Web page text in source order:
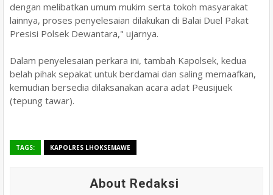
dengan melibatkan umum mukim serta tokoh masyarakat
lainnya, proses penyelesaian dilakukan di Balai Duel Pakat
Presisi Polsek Dewantara," ujarnya.
Dalam penyelesaian perkara ini, tambah Kapolsek, kedua
belah pihak sepakat untuk berdamai dan saling memaafkan,
kemudian bersedia dilaksanakan acara adat Peusijuek
(tepung tawar).
TAGS: KAPOLRES LHOKSEMAWE
About Redaksi